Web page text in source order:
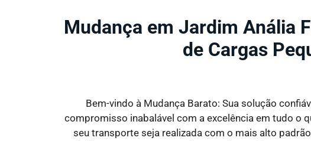
Mudança em Jardim Anália
de Cargas
Bem-vindo à Mudança Barato: Sua solução
compromisso inabalável com a excelência em tudo o
seu transporte seja realizada com o mais alto